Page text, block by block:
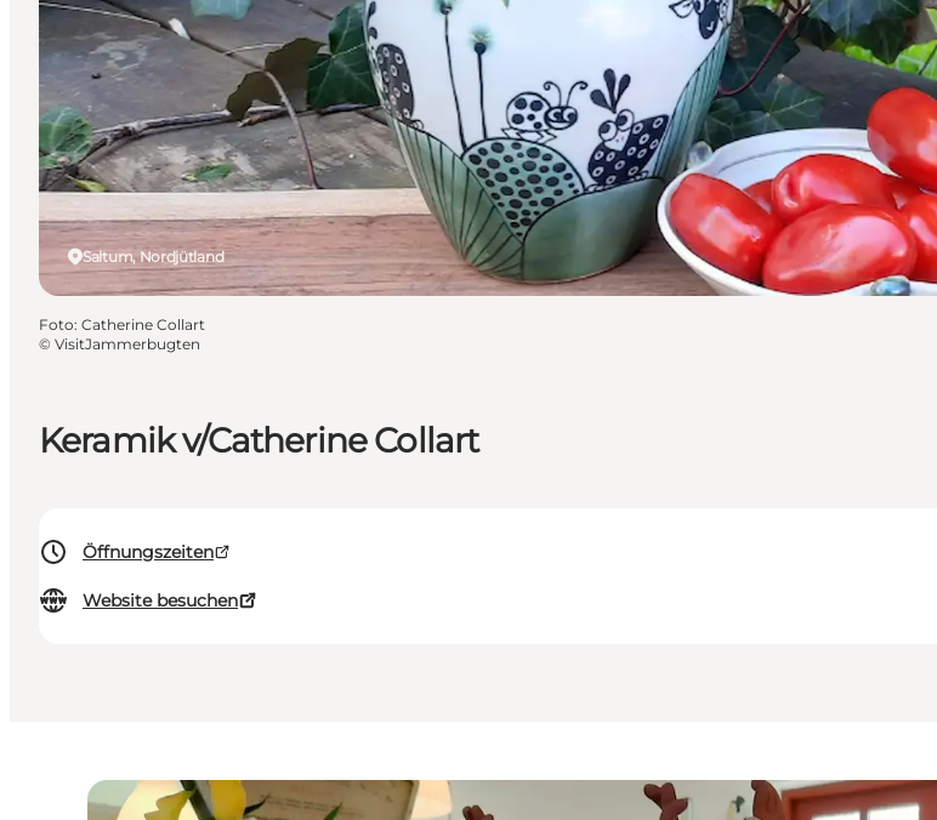
Keramik v/Catherine Collart
Öffnungszeiten
Website besuchen
Saltum, Nordjütland
Foto: Catherine Collart
© VisitJammerbugten